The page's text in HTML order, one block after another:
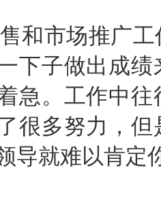
和市场推广工
下子做出成
急。工作中往
很多努力，
导就难以肯定